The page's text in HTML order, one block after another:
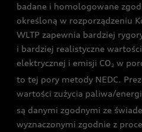
badane i homologowane
określoną w rozporządzeniu
WLTP zapewnia bardziej
i bardziej realistyczne
elektrycznej i emisji CO 2 w
to tej pory metody NEDC.
wartości zużycia paliwa/
są danymi zgodnymi ze
wyznaczonymi zgodnie z